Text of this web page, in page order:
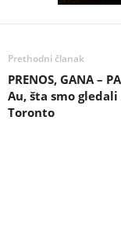
Prethodni članak
PRENOS, GANA –
Au, šta smo gledali
Toronto